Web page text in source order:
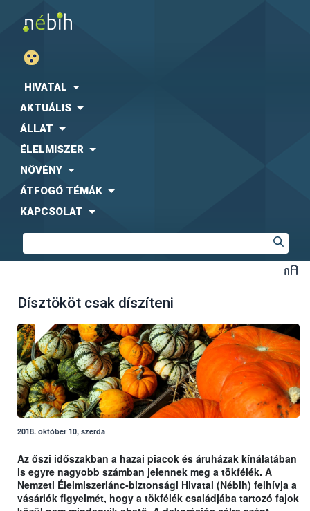
HIVATAL
AKTUÁLIS
ÁLLAT
ÉLELMISZER
NÖVÉNY
ÁTFOGÓ TÉMÁK
KAPCSOLAT
Dísztököt csak díszíteni
2018. október 10, szerda
Az őszi időszakban a hazai piacok és áruházak kínálatában
is egyre nagyobb számban jelennek meg a tökfélék. A
Nemzeti Élelmiszerlánc-biztonsági Hivatal (Nébih) felhívja a
vásárlók figyelmét, hogy a tökfélék családjába tartozó fajok